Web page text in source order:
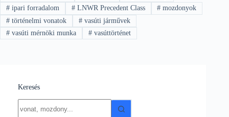
#ipari forradalom #LNWR Precedent Class # mozdonyok
#történelmi vonatok #vasúti járművek
#vasúti mérnöki munka #vasúttörténet
Keresés
results